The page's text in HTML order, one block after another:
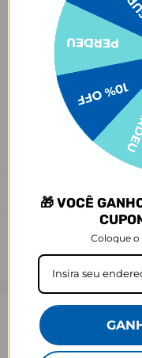
Ei, atenção aí!
Antes de garantir seu
seu celular! Os modelos
outras versões, então
encaixar direitinho. Fique
combinar com seu
*Imagens meramente
leve variação de cor/
🎁 VOCÊ
Coloque o